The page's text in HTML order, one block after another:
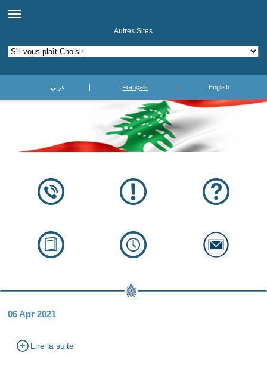
Autres Sites
عربي Français English
06 Apr 2021
Lire la suite